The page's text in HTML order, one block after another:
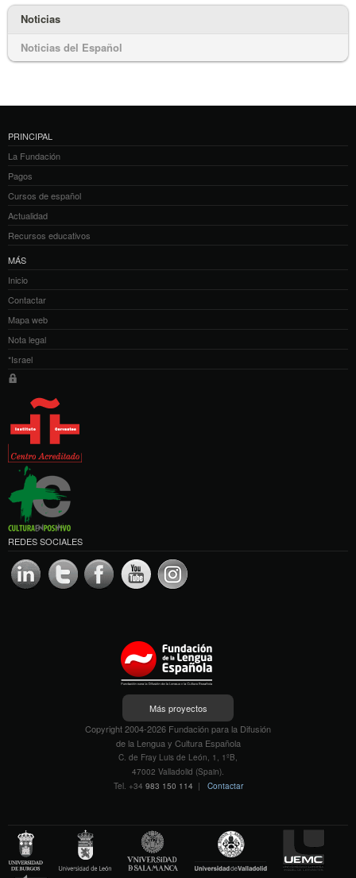
Noticias
Noticias del Español
PRINCIPAL
La Fundación
Pagos
Cursos de español
Actualidad
Recursos educativos
MÁS
Inicio
Contactar
Mapa web
Nota legal
*Israel
REDES SOCIALES
Más proyectos
Copyright 2004-2026 Fundación para la Difusión
de la Lengua y Cultura Española
C. de Fray Luis de León, 1, 1ºB,
47002 Valladolid (Spain).
Tel. +34 983 150 114 | Contactar